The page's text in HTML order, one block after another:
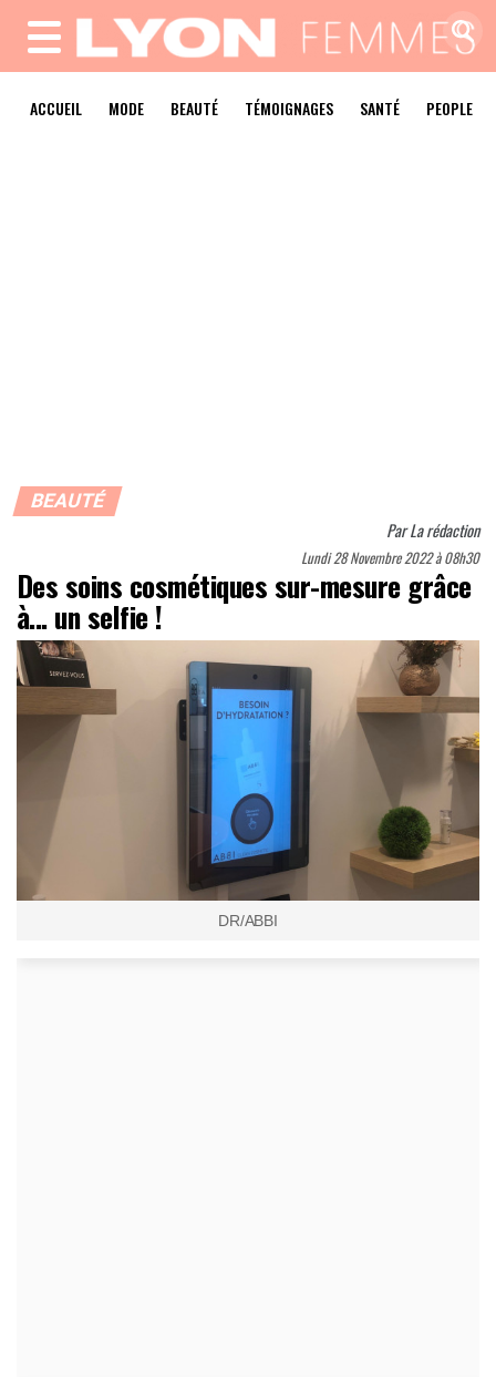
MENU
ACCUEIL MODE BEAUTÉ TÉMOIGNAGES SANTÉ PEOPLE
BEAUTÉ
ParLa rédaction
Lundi 28 Novembre 2022 à 08h30
Des soins cosmétiques sur-mesure grâce
à... un selfie !
DR/ABBI